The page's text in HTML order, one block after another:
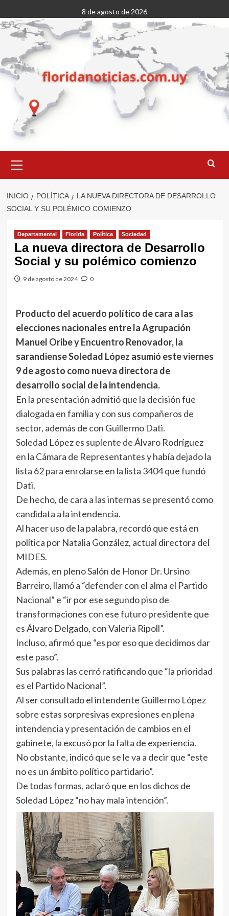
al
contenido
8 de agosto de 2026
primario
INICIO POLÍTICA
LA NUEVA DIRECTORA DE DESARROLLO
SOCIAL Y SU POLÉMICO COMIENZO
Departamental Florida Política Sociedad
La nueva directora de Desarrollo
Social y su polémico comienzo
9 de agosto de 2024 0
Producto del acuerdo político de cara a las
elecciones nacionales entre la Agrupación
Manuel Oribe y Encuentro Renovador, la
sarandiense Soledad López asumió este viernes
9 de agosto como nueva directora de
desarrollo social de la intendencia.
En la presentación admitió que la decisión fue
dialogada en familia y con sus compañeros de
sector, además de con Guillermo Dati.
Soledad López es suplente de Álvaro Rodríguez
en la Cámara de Representantes y había dejado la
lista 62 para enrolarse en la lista 3404 que fundó
Dati.
De hecho, de cara a las internas se presentó como
candidata a la intendencia.
Al hacer uso de la palabra, recordó que está en
política por Natalia González, actual directora del
MIDES.
Además, en pleno Salón de Honor Dr. Ursino
Barreiro, llamó a “defender con el alma el Partido
Nacional” e “ir por ese segundo piso de
transformaciones con ese futuro presidente que
es Álvaro Delgado, con Valeria Ripoll”.
Incluso, afirmó que “es por eso que decidimos dar
este paso”.
Sus palabras las cerró ratificando que “la prioridad
es el Partido Nacional”.
Al ser consultado el intendente Guillermo López
sobre estas sorpresivas expresiones en plena
intendencia y presentación de cambios en el
gabinete, la excusó por la falta de experiencia.
No obstante, indicó que se le va a decir que “este
no es un ámbito político partidario”.
De todas formas, aclaró que en los dichos de
Soledad López “no hay mala intención”.